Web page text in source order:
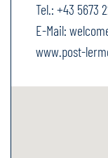
Tel.: +43 5673
E-Mail:
www.post-